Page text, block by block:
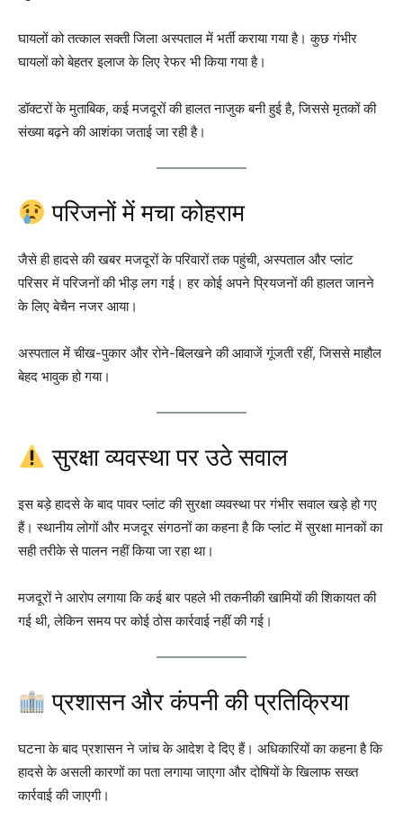
घायलों को तत्काल सक्ती जिला अस्पताल में भर्ती कराया गया है। कुछ गंभीर
घायलों को बेहतर इलाज के लिए रेफर भी किया गया है।
डॉक्टरों के मुताबिक, कई मजदूरों की हालत नाजुक बनी हुई है, जिससे मृतकों की
संख्या बढ़ने की आशंका जताई जा रही है।
परिजनों में मचा कोहराम
जैसे ही हादसे की खबर मजदूरों के परिवारों तक पहुंची, अस्पताल और प्लांट
परिसर में परिजनों की भीड़ लग गई। हर कोई अपने प्रियजनों की हालत जानने
के लिए बेचैन नजर आया।
अस्पताल में चीख-पुकार और रोने-बिलखने की आवाजें गूंजती रहीं, जिससे माहौल
बेहद भावुक हो गया।
सुरक्षा व्यवस्था पर उठे सवाल
इस बड़े हादसे के बाद पावर प्लांट की सुरक्षा व्यवस्था पर गंभीर सवाल खड़े हो गए
हैं। स्थानीय लोगों और मजदूर संगठनों का कहना है कि प्लांट में सुरक्षा मानकों का
सही तरीके से पालन नहीं किया जा रहा था।
मजदूरों ने आरोप लगाया कि कई बार पहले भी तकनीकी खामियों की शिकायत की
गई थी, लेकिन समय पर कोई ठोस कार्रवाई नहीं की गई।
प्रशासन और कंपनी की प्रतिक्रिया
घटना के बाद प्रशासन ने जांच के आदेश दे दिए हैं। अधिकारियों का कहना है कि
हादसे के असली कारणों का पता लगाया जाएगा और दोषियों के खिलाफ सख्त
कार्रवाई की जाएगी।